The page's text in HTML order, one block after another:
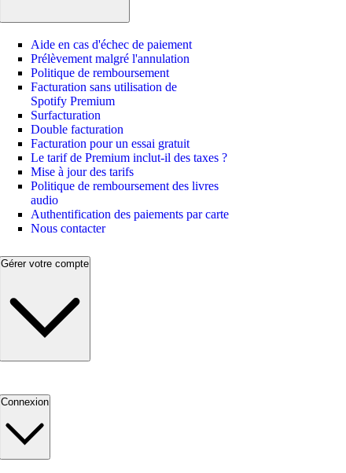
Aide en cas d'échec de paiement
Prélèvement malgré l'annulation
Politique de remboursement
Facturation sans utilisation de
Spotify Premium
Surfacturation
Double facturation
Facturation pour un essai gratuit
Le tarif de Premium inclut-il des taxes ?
Mise à jour des tarifs
Politique de remboursement des livres
audio
Authentification des paiements par carte
Nous contacter
Gérer votre compte
Connexion